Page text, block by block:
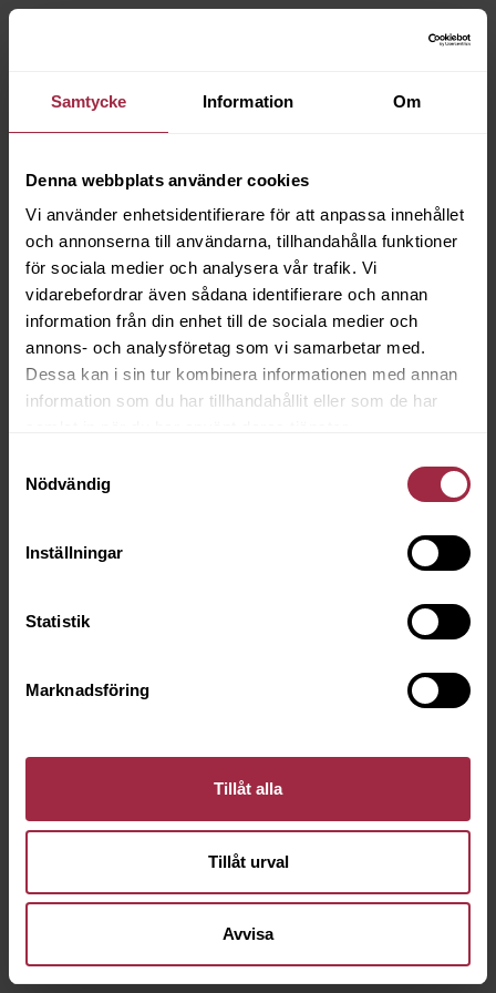
Samtycke Information Om
Denna webbplats använder cookies
Vi använder enhetsidentifierare för att anpassa innehållet
och annonserna till användarna, tillhandahålla funktioner
för sociala medier och analysera vår trafik. Vi
vidarebefordrar även sådana identifierare och annan
information från din enhet till de sociala medier och
annons- och analysföretag som vi samarbetar med.
Dessa kan i sin tur kombinera informationen med annan
information som du har tillhandahållit eller som de har
Nödvändig
Inställningar
Statistik
Marknadsföring
Tillåt alla
Tillåt urval
Avvisa